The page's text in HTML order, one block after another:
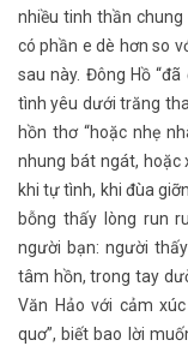
nhiều tinh thần
có phần e dè hơn so
sau này. Đông Hồ
tình yêu dưới trăng
hồn thơ “hoặc nhẹ
nhung bát ngát, hoặc
khi tự tình, khi đùa
bỗng thấy lòng run
người bạn: người
tâm hồn, trong tay
Văn Hảo với cảm
quơ”, biết bao lời